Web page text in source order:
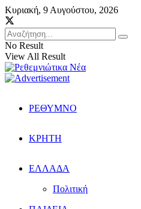
Κυριακή, 9 Αυγούστου, 2026
No Result
View All Result
ΡΕΘΥΜΝΟ
ΚΡΗΤΗ
ΕΛΛΑΔΑ
Πολιτική